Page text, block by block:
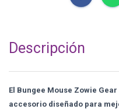
Descripción
El Bungee Mouse Zowie
accesorio diseñado para